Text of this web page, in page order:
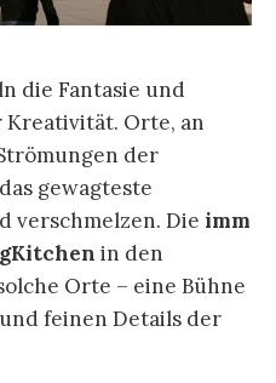
die Fantasie und
Kreativität. Orte, an
der
gewagteste
verschmelzen. Die imm
in den
Orte – eine Bühne
feinen Details der